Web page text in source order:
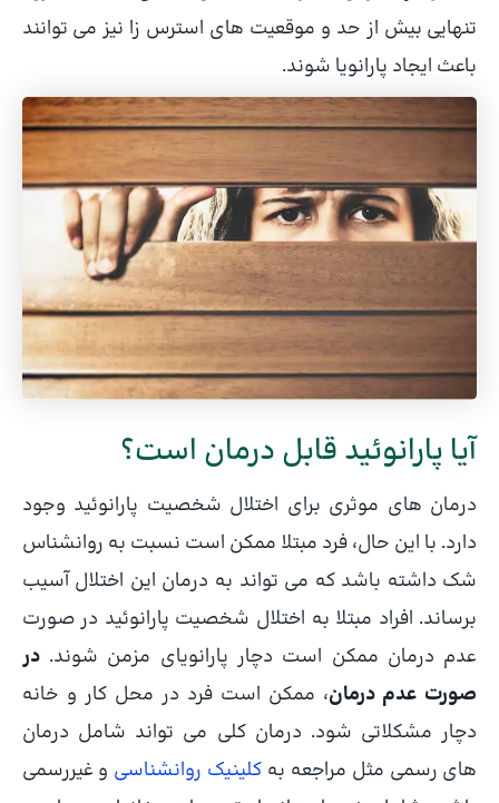
تنهایی بیش از حد و موقعیت های استرس زا نیز می توانند
باعث ایجاد پارانویا شوند.
آیا پارانوئید قابل درمان است؟
درمان های موثری برای اختلال شخصیت پارانوئید وجود
دارد. با این حال، فرد مبتلا ممکن است نسبت به روانشناس
شک داشته باشد که می تواند به درمان این اختلال آسیب
برساند. افراد مبتلا به اختلال شخصیت پارانوئید در صورت
عدم درمان ممکن است دچار پارانویای مزمن شوند.در
صورت عدم درمان، ممکن است فرد در محل کار و خانه
دچار مشکلاتی شود. درمان کلی می تواند شامل درمان
های رسمی مثل مراجعه به کلینیک روانشناسی و غیررسمی